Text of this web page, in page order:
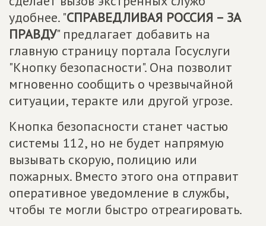
удобнее. "СПРАВЕДЛИВАЯ РОССИЯ – ЗА
ПРАВДУ" предлагает добавить на
главную страницу портала Госуслуги
"Кнопку безопасности". Она позволит
мгновенно сообщить о чрезвычайной
ситуации, теракте или другой угрозе.
Кнопка безопасности станет частью
системы 112, но не будет напрямую
вызывать скорую, полицию или
пожарных. Вместо этого она отправит
оперативное уведомление в службы,
чтобы те могли быстро отреагировать.